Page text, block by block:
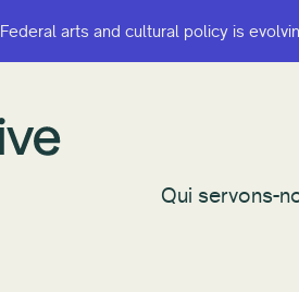
Federal arts and cultural policy is
Qui servons-
Federal arts and cultural policy is
Qui servons-